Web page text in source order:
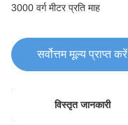
3000 वर्ग मीटर प्रति माह
सर्वोत्तम मूल्य प्राप्त करें
विस्तृत जानकारी